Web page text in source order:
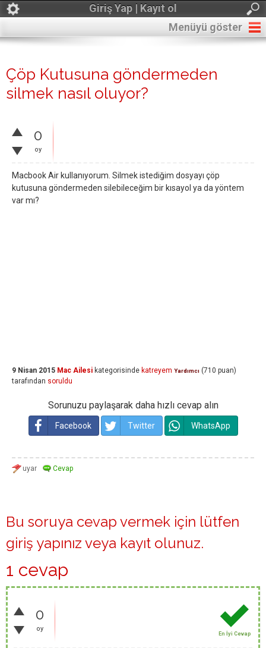
Giriş Yap | Kayıt ol
Menüyü göster
Çöp Kutusuna göndermeden
silmek nasıl oluyor?
0
oy
Macbook Air kullanıyorum. Silmek istediğim dosyayı çöp
kutusuna göndermeden silebileceğim bir kısayol ya da yöntem
var mı?
9 Nisan 2015 Mac Ailesi kategorisinde katreyem Yardımcı (710 puan)
tarafından soruldu
Sorunuzu paylaşarak daha hızlı cevap alın
Facebook Twitter WhatsApp
Bu soruya cevap vermek için lütfen
giriş yapınız veya kayıt olunuz.
1 cevap
0
oy
En İyi Cevap